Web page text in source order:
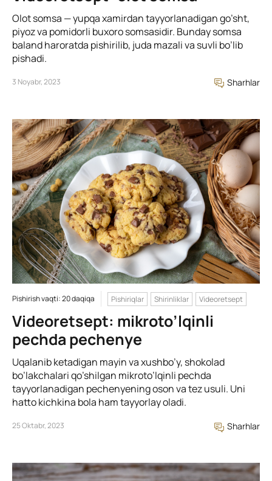
Olot somsa — yupqa xamirdan tayyorlanadigan go’sht,
piyoz va pomidorli buxoro somsasidir. Bunday somsa
baland haroratda pishirilib, juda mazali va suvli bo’lib
pishadi.
3 Noyabr, 2023 Sharhlar
Pishirish vaqti: 20 daqiqa Pishiriqlar Shirinliklar Videoretsept
Videoretsept: mikroto’lqinli
pechda pechenye
Uqalanib ketadigan mayin va xushbo’y, shokolad
bo’lakchalari qo’shilgan mikroto’lqinli pechda
tayyorlanadigan pechenyening oson va tez usuli. Uni
hatto kichkina bola ham tayyorlay oladi.
25 Oktabr, 2023 Sharhlar